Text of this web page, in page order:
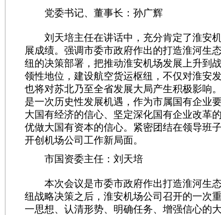
党委书记、董事长：孙广辉
刘天培主任在讲话中，充分肯定了淮安
展成绩。强调市委市政府作出的打造淮河生
纽的决策部署，把推动淮安机场发展上升到
领性地位，建设航空货运枢纽，不仅对淮安
也将对苏北乃至全省发展大局产生积极影响
是一次历史性发展机遇，作为市属国有企业
大国有经济的信心、坚定深化国有企业改革
优做大国有资本的信心。紧密团结在领导班
开创机场公司工作新局面。
市国资委主任：刘天培
本次会议是市委市政府作出打造淮河生
纽战略决策之后，淮安机场公司召开的一次
一思想、认清形势、明确任务、增强信心的